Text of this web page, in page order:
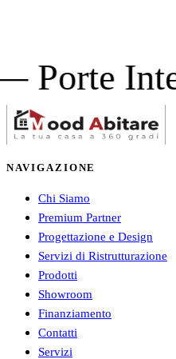
NAVIGAZIONE
Chi Siamo
Premium Partner
Progettazione e Design
Servizi di Ristrutturazione
Prodotti
Showroom
Finanziamento
Contatti
Servizi